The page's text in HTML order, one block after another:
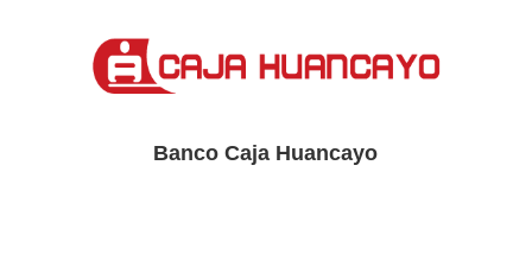
Banco Caja Huancayo